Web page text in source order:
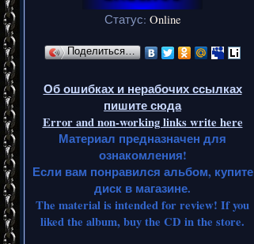
Статус: Online
Поделиться…
Об ошибках и нерабочих ссылках
пишите сюда
Error and non-working links write here
Материал предназначен для
ознакомления!
Если вам понравился альбом, купите
диск в магазине.
The material is intended for review! If you
liked the album, buy the CD in the store.